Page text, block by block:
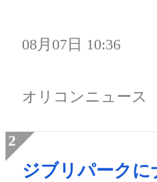
08月07日 10:36
オリコンニュース
ジブリパークに